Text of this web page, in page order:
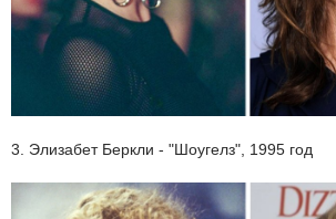
3. Элизабет Беркли - "Шоугелз", 1995 год